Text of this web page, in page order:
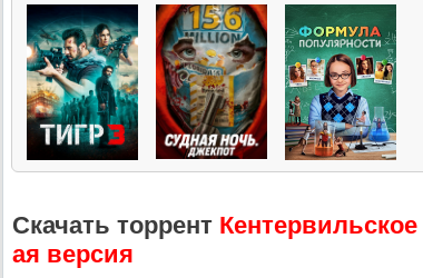
Скачать торрент Кентервильское
ая версия